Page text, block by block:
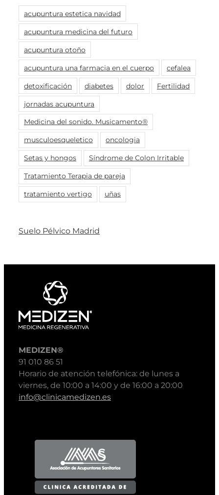
acupuntura estetica navidad
acupuntura medicina del futuro
acupuntura otoño
acupuntura una farmacia en el cuerpo cefalea
detoxificación diabetes dolor Fertilidad
jornadas acupuntura
Medicina del sonido. Musicamento®
musculoesqueletico oncologia
Setas y hongos Síndrome de Colon Irritable
Tratamiento Terapia de pareja
tratamiento vertigo uñas
Suelo Pélvico Madrid
MEDIZEN®
91 010 86 51
Horario de atención telefónica: de lunes a
viernes, de 10:00 a 14:00 y de 16:00 a 20:00
info@clinicamedizen.es